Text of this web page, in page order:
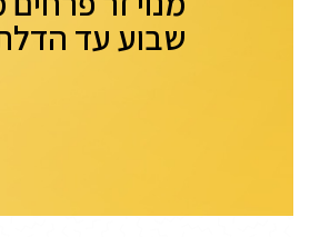
שבוע עד